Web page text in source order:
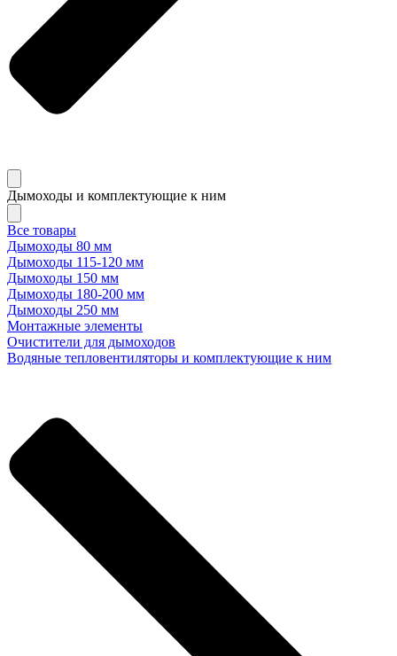
Дымоходы и комплектующие к ним
Все товары
Дымоходы 80 мм
Дымоходы 115-120 мм
Дымоходы 150 мм
Дымоходы 180-200 мм
Дымоходы 250 мм
Монтажные элементы
Очистители для дымоходов
Водяные тепловентиляторы и комплектующие к ним